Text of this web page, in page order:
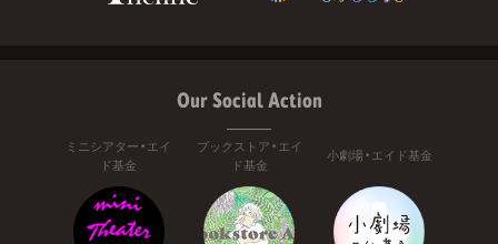
Our Social Action
ミニシアター・エイ
ド基金
ブックストア・エイ
ド基金
小劇場・エイド基金